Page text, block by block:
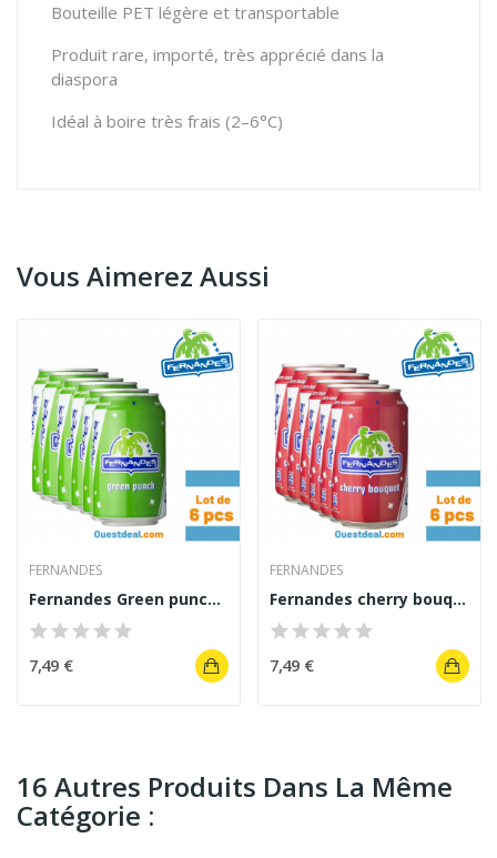
Bouteille PET légère et transportable
Produit rare, importé, très apprécié dans la
diaspora
Idéal à boire très frais (2–6°C)
Vous Aimerez Aussi
FERNANDES
Fernandes Green punch Lot de 6 pcs
7,49 €
FERNANDES
Fernandes cherry bouquet Lot de 6 pcs
7,49 €
16 Autres Produits Dans La Même
Catégorie :